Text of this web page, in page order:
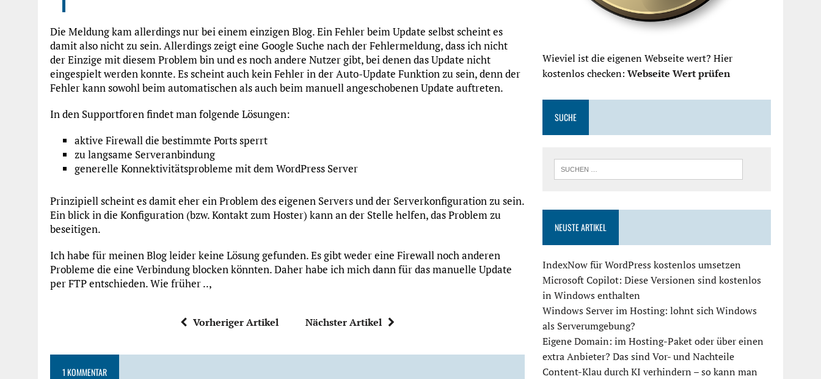
Die Meldung kam allerdings nur bei einem einzigen Blog. Ein Fehler beim Update selbst scheint es
damit also nicht zu sein. Allerdings zeigt eine Google Suche nach der Fehlermeldung, dass ich nicht
der Einzige mit diesem Problem bin und es noch andere Nutzer gibt, bei denen das Update nicht
eingespielt werden konnte. Es scheint auch kein Fehler in der Auto-Update Funktion zu sein, denn der
Fehler kann sowohl beim automatischen als auch beim manuell angeschobenen Update auftreten.
In den Supportforen findet man folgende Lösungen:
aktive Firewall die bestimmte Ports sperrt
zu langsame Serveranbindung
generelle Konnektivitätsprobleme mit dem WordPress Server
Prinzipiell scheint es damit eher ein Problem des eigenen Servers und der Serverkonfiguration zu sein.
Ein blick in die Konfiguration (bzw. Kontakt zum Hoster) kann an der Stelle helfen, das Problem zu
beseitigen.
Ich habe für meinen Blog leider keine Lösung gefunden. Es gibt weder eine Firewall noch anderen
Probleme die eine Verbindung blocken könnten. Daher habe ich mich dann für das manuelle Update
per FTP entschieden. Wie früher ..,
Vorheriger Artikel Nächster Artikel
1 KOMMENTAR
Wieviel ist die eigenen Webseite wert? Hier
kostenlos checken:Webseite Wert prüfen
SUCHE
NEUSTE ARTIKEL
IndexNow für WordPress kostenlos umsetzen
Microsoft Copilot: Diese Versionen sind kostenlos
in Windows enthalten
Windows Server im Hosting: lohnt sich Windows
als Serverumgebung?
Eigene Domain: im Hosting-Paket oder über einen
extra Anbieter? Das sind Vor- und Nachteile
Content-Klau durch KI verhindern – so kann man